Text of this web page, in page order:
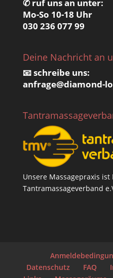
✆ ruf uns an unter:
Mo-So 10-18 Uhr
030 236 077 99
Deine Nachricht an
📧 schreibe uns:
anfrage@diamond-
Unsere Massagepraxis
Tantramassageverband
Datenschutz
FAQ